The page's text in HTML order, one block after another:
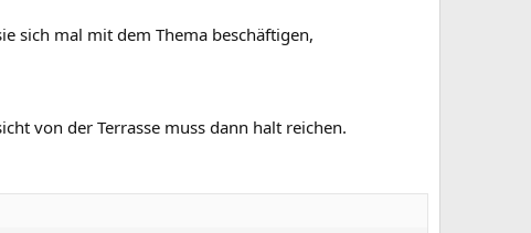
sich mal mit dem Thema beschäftigen,
von der Terrasse muss dann halt reichen.